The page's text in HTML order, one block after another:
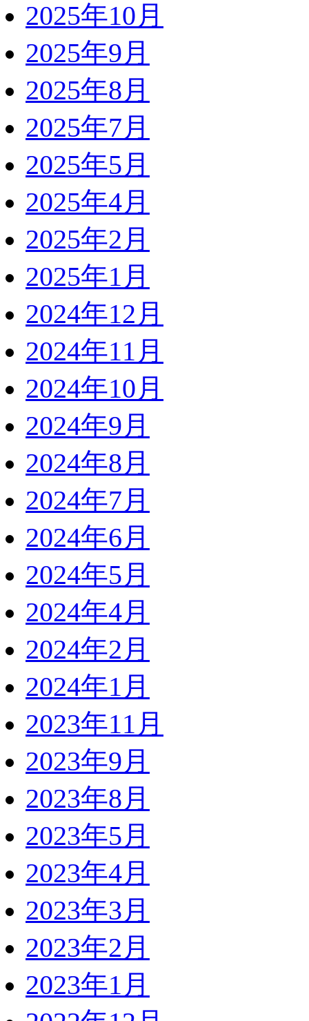
2025年10月
2025年9月
2025年8月
2025年7月
2025年5月
2025年4月
2025年2月
2025年1月
2024年12月
2024年11月
2024年10月
2024年9月
2024年8月
2024年7月
2024年6月
2024年5月
2024年4月
2024年2月
2024年1月
2023年11月
2023年9月
2023年8月
2023年5月
2023年4月
2023年3月
2023年2月
2023年1月